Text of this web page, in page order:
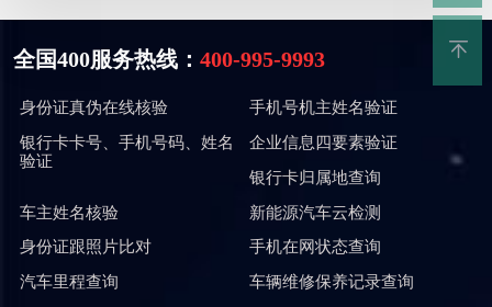
全国400服务热线： 400-995-9993
身份证真伪在线核验
手机号机主姓名验证
银行卡卡号、手机号码、姓名
验证
企业信息四要素验证
银行卡归属地查询
车主姓名核验
新能源汽车云检测
身份证跟照片比对
手机在网状态查询
汽车里程查询
车辆维修保养记录查询